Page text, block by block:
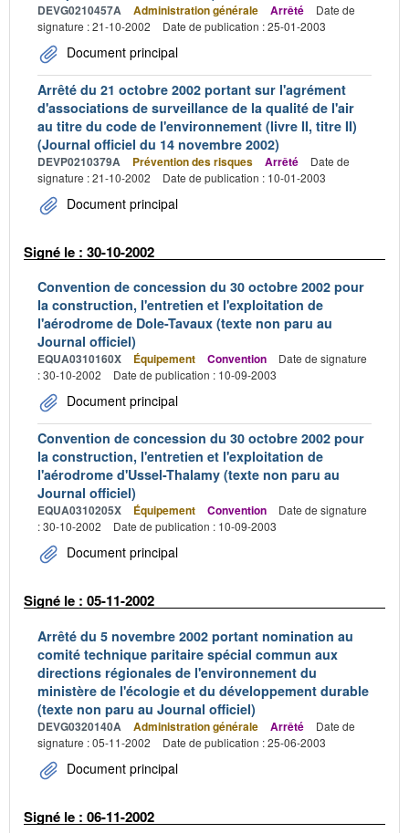
DEVG0210457A Administration générale Arrêté
Date de
signature : 21-10-2002
Date de publication : 25-01-2003
Document principal
Arrêté du 21 octobre 2002 portant sur l'agrément
d'associations de surveillance de la qualité de l'air
au titre du code de l'environnement (livre II, titre II)
(Journal officiel du 14 novembre 2002)
DEVP0210379A Prévention des risques Arrêté
Date de
signature : 21-10-2002
Date de publication : 10-01-2003
Document principal
Signé le : 30-10-2002
Convention de concession du 30 octobre 2002 pour
la construction, l'entretien et l'exploitation de
l'aérodrome de Dole-Tavaux (texte non paru au
Journal officiel)
EQUA0310160X Équipement Convention
Date de signature
: 30-10-2002
Date de publication : 10-09-2003
Document principal
Convention de concession du 30 octobre 2002 pour
la construction, l'entretien et l'exploitation de
l'aérodrome d'Ussel-Thalamy (texte non paru au
Journal officiel)
EQUA0310205X Équipement Convention
Date de signature
: 30-10-2002
Date de publication : 10-09-2003
Document principal
Signé le : 05-11-2002
Arrêté du 5 novembre 2002 portant nomination au
comité technique paritaire spécial commun aux
directions régionales de l'environnement du
ministère de l'écologie et du développement durable
(texte non paru au Journal officiel)
DEVG0320140A Administration générale Arrêté
Date de
signature : 05-11-2002
Date de publication : 25-06-2003
Document principal
Signé le : 06-11-2002